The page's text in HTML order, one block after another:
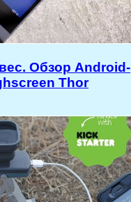
Обзор Android-
Thor